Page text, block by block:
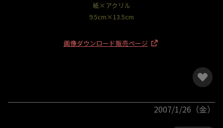
紙×アクリル
9.5cm×13.5cm
画像ダウンロード販売ページ
2007/1/26（金）